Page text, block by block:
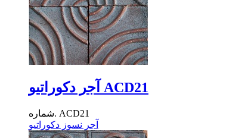
آجر دکوراتیو ACD21
شماره. ACD21
آجر نسوز دکوراتیو